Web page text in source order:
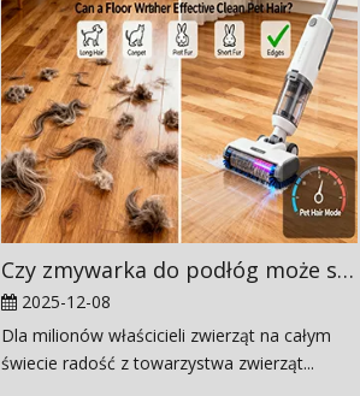
Czy zmywarka do podłóg może skutecznie czyścić sierść zwierząt?
2025-12-08
Dla milionów właścicieli zwierząt na całym
świecie radość z towarzystwa zwierząt...